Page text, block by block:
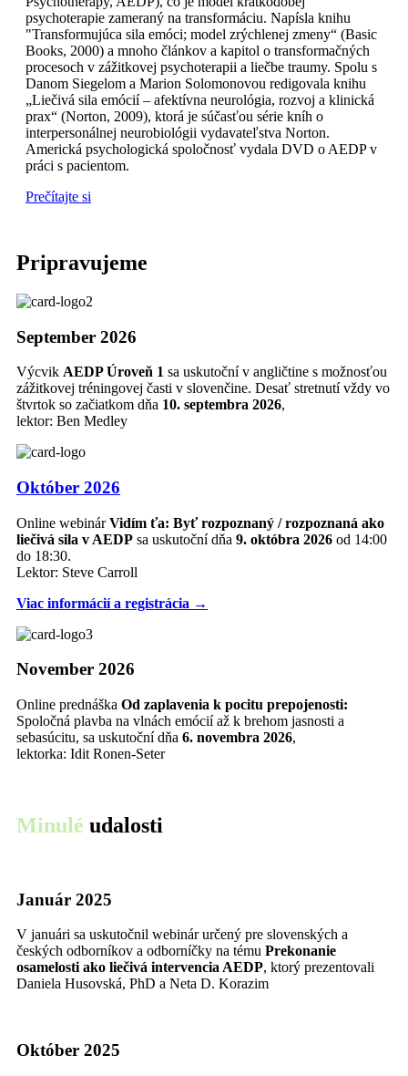
psychoterapie zameraný na transformáciu. Napísla knihu
"Transformujúca sila emóci; model zrýchlenej zmeny“ (Basic
Books, 2000) a mnoho článkov a kapitol o transformačných
procesoch v zážitkovej psychoterapii a liečbe traumy. Spolu s
Danom Siegelom a Marion Solomonovou redigovala knihu
„Liečivá sila emócií – afektívna neurológia, rozvoj a klinická
prax“ (Norton, 2009), ktorá je súčasťou série kníh o
interpersonálnej neurobiológii vydavateľstva Norton.
Americká psychologická spoločnosť vydala DVD o AEDP v
práci s pacientom.
Prečítajte si
Pripravujeme
September 2026
Výcvik AEDP Úroveň 1 sa uskutoční v angličtine s možnosťou
zážitkovej tréningovej časti v slovenčine. Desať stretnutí vždy vo
štvrtok so začiatkom dňa 10. septembra 2026,
lektor: Ben Medley
Október 2026
Online webinárVidím ťa: Byť rozpoznaný / rozpoznaná ako
liečivá sila v AEDP sa uskutoční dňa 9. októbra 2026 od 14:00
do 18:30.
Lektor: Steve Carroll
Viac informácií a registrácia →
November 2026
Online prednáška Od zaplavenia k pocitu prepojenosti:
Spoločná plavba na vlnách emócií až k brehom jasnosti a
sebasúcitu, sa uskutoční dňa 6. novembra 2026,
lektorka: Idit Ronen-Seter
Minulé udalosti
Január 2025
V januári sa uskutočnil webinár určený pre slovenských a
českých odborníkov a odborníčky na tému Prekonanie
osamelosti ako liečivá intervencia AEDP, ktorý prezentovali
Daniela Husovská, PhD a Neta D. Korazim
Október 2025